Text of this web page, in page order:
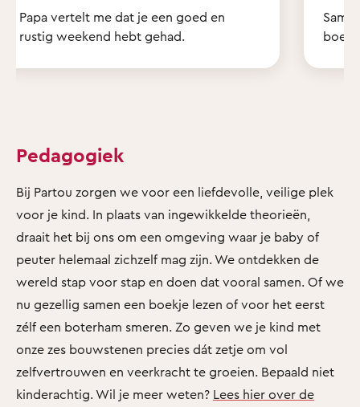
Papa vertelt me dat je een goed en
rustig weekend hebt gehad.
Pedagogiek
Bij Partou zorgen we voor een liefdevolle, veilige plek
voor je kind. In plaats van ingewikkelde theorieën,
draait het bij ons om een omgeving waar je baby of
peuter helemaal zichzelf mag zijn. We ontdekken de
wereld stap voor stap en doen dat vooral samen. Of we
nu gezellig samen een boekje lezen of voor het eerst
zélf een boterham smeren. Zo geven we je kind met
onze zes bouwstenen precies dát zetje om vol
zelfvertrouwen en veerkracht te groeien. Bepaald niet
kinderachtig. Wil je meer weten? Lees hier over de